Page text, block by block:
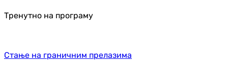
Тренутно на програму
Стање на граничним прелазима